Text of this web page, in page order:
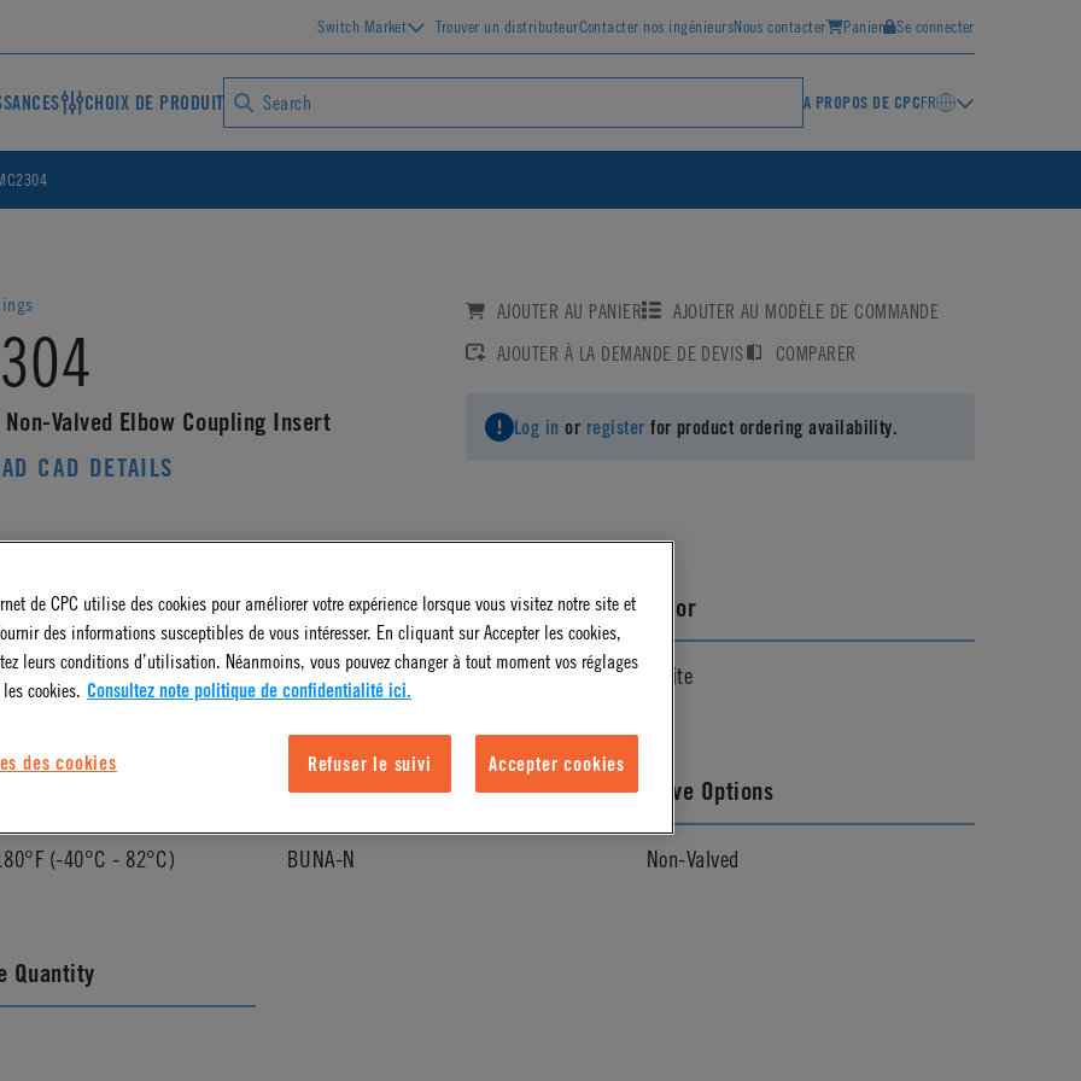
Switch Market Trouver un distributeurContacter nos ingénieursNous contacter Panier Se connecter
CHOIX DE PRODUIT A PROPOS DE CPCFR
Valved Elbow Coupling Insert
CAD DETAILS
AJOUTER AU PANIER
AJOUTER AU MODÈLE DE COMMANDE
AJOUTER À LA DEMANDE DE DEVIS
COMPARER
Log in or register for product ordering availability.
Finish Pressure Range
Vacuum to 120 psi, 8.3 bar
Color
White
(-40°C - 82°C)
Seal Options
BUNA-N
Valve Options
Non-Valved
Quantity
de CPC utilise des cookies pour améliorer votre expérience lorsque vous visitez notre site et
des informations susceptibles de vous intéresser. En cliquant sur Accepter les cookies,
leurs conditions d’utilisation. Néanmoins, vous pouvez changer à tout moment vos réglages
cookies. Consultez note politique de confidentialité ici.
des cookies Refuser le suivi Accepter cookies